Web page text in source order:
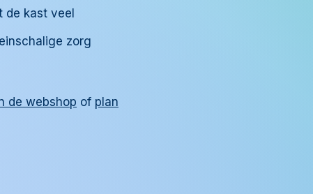
de kast veel
zorg
de webshop of plan